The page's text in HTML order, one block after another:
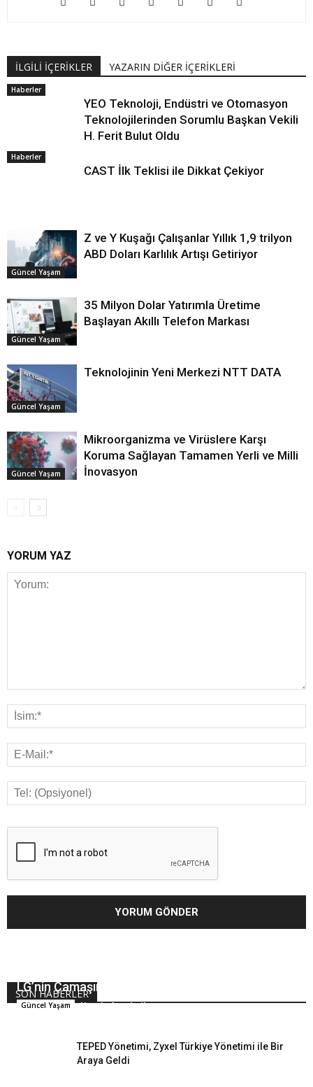
İLGİLİ İÇERİKLER YAZARIN DİĞER İÇERİKLERİ
Haberler
YEO Teknoloji, Endüstri ve Otomasyon
Teknolojilerinden Sorumlu Başkan Vekili
H. Ferit Bulut Oldu
Haberler
CAST İlk Teklisi ile Dikkat Çekiyor
Güncel Yaşam
Z ve Y Kuşağı Çalışanlar Yıllık 1,9 trilyon
ABD Doları Karlılık Artışı Getiriyor
Güncel Yaşam
35 Milyon Dolar Yatırımla Üretime
Başlayan Akıllı Telefon Markası
Güncel Yaşam
Teknolojinin Yeni Merkezi NTT DATA
Güncel Yaşam
Mikroorganizma ve Virüslere Karşı
Koruma Sağlayan Tamamen Yerli ve Milli
İnovasyon
YORUM YAZ
SON HABERLER
LG’nin Çamaşır Makineleri Kulesi Ödüllendi
Güncel Yaşam Hande Arpalıgil
TEPED Yönetimi, Zyxel Türkiye Yönetimi ile Bir
Araya Geldi